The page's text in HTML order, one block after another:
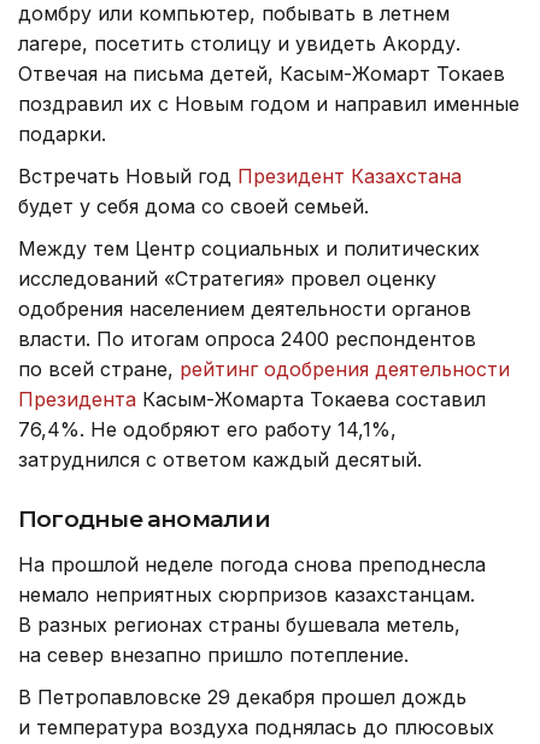
домбру или компьютер, побывать в летнем
лагере, посетить столицу и увидеть Акорду.
Отвечая на письма детей, Касым-Жомарт Токаев
поздравил их с Новым годом и направил именные
подарки.
Встречать Новый год Президент Казахстана
будет у себя дома со своей семьей.
Между тем Центр социальных и политических
исследований «Стратегия» провел оценку
одобрения населением деятельности органов
власти. По итогам опроса 2400 респондентов
по всей стране, рейтинг одобрения деятельности
Президента Касым-Жомарта Токаева составил
76,4%. Не одобряют его работу 14,1%,
затруднился с ответом каждый десятый.
Погодные аномалии
На прошлой неделе погода снова преподнесла
немало неприятных сюрпризов казахстанцам.
В разных регионах страны бушевала метель,
на север внезапно пришло потепление.
В Петропавловске 29 декабря прошел дождь
и температура воздуха поднялась до плюсовых